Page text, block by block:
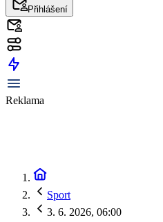
Přihlášení
Reklama
Sport
3. 6. 2026, 06:00